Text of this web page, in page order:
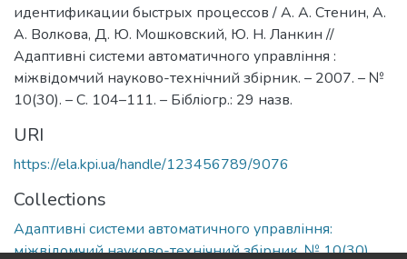
идентификации быстрых процессов / А. А. Стенин, А.
А. Волкова, Д. Ю. Мошковский, Ю. Н. Ланкин //
Адаптивні системи автоматичного управління :
міжвідомчий науково-технічний збірник. – 2007. – №
10(30). – С. 104–111. – Бібліогр.: 29 назв.
URI
https://ela.kpi.ua/handle/123456789/9076
Collections
Адаптивні системи автоматичного управління:
міжвідомчий науково-технічний збірник, № 10(30)